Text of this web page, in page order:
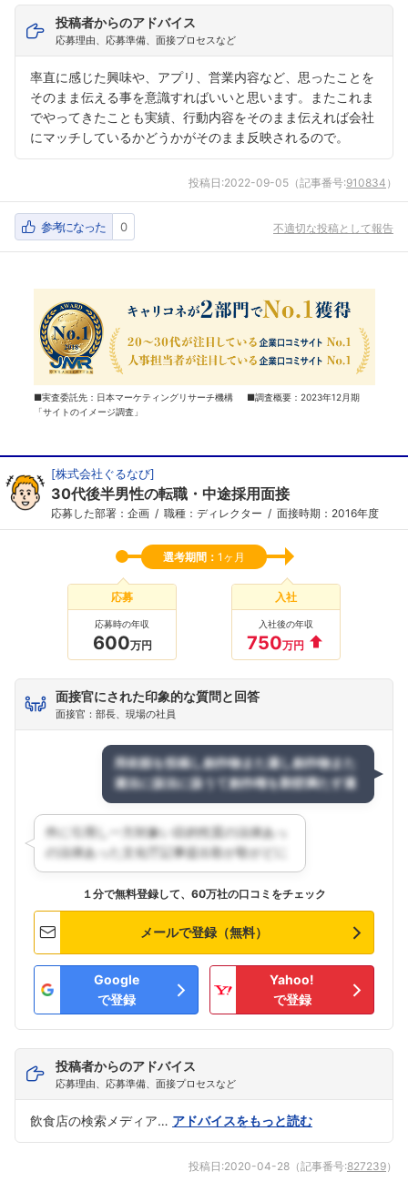
投稿者からのアドバイス
応募理由、応募準備、面接プロセスなど
率直に感じた興味や、アプリ、営業内容など、思ったことを
そのまま伝える事を意識すればいいと思います。またこれま
でやってきたことも実績、行動内容をそのまま伝えれば会社
にマッチしているかどうかがそのまま反映されるので。
投稿日:2022-09-05 （記事番号:910834 ）
参考になった 0 不適切な投稿として報告
■実査委託先：日本マーケティングリサーチ機構 ■調査概要：2023年12月期
「サイトのイメージ調査」
[株式会社ぐるなび]
30代後半男性の転職・中途採用面接
応募した部署：企画 職種：ディレクター 面接時期：2016年度
選考期間： 1ヶ月
応募
応募時の年収
600万円
入社
入社後の年収
750万円
面接官にされた印象的な質問と回答
面接官：部長、現場の社員
１分で無料登録して、60万社の口コミをチェック
メールで登録（無料）
Google
で登録
Yahoo!
で登録
投稿者からのアドバイス
応募理由、応募準備、面接プロセスなど
飲食店の検索メディア… アドバイスをもっと読む
投稿日:2020-04-28 （記事番号:827239）